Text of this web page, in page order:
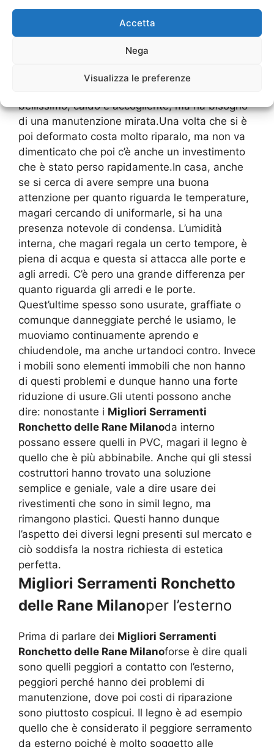
Accetta
Nega
Visualizza le preferenze
Ronchetto delle Rane Milano
legno, ma essi invece sono quelli peggiori da
avere perché si deformano e questo poi rende
difficile mantenere un buon isolamento da
bellissimo, caldo e accogliente, ma ha bisogno
di una manutenzione mirata.Una volta che si è
poi deformato costa molto riparalo, ma non va
dimenticato che poi c’è anche un investimento
che è stato perso rapidamente.In casa, anche
se si cerca di avere sempre una buona
attenzione per quanto riguarda le temperature,
magari cercando di uniformarle, si ha una
presenza notevole di condensa. L’umidità
interna, che magari regala un certo tempore, è
piena di acqua e questa si attacca alle porte e
agli arredi. C’è pero una grande differenza per
quanto riguarda gli arredi e le porte.
Quest’ultime spesso sono usurate, graffiate o
comunque danneggiate perché le usiamo, le
muoviamo continuamente aprendo e
chiudendole, ma anche urtandoci contro. Invece
i mobili sono elementi immobili che non hanno
di questi problemi e dunque hanno una forte
riduzione di usure.Gli utenti possono anche
dire: nonostante i Migliori Serramenti
Ronchetto delle Rane Milanoda interno
possano essere quelli in PVC, magari il legno è
quello che è più abbinabile. Anche qui gli stessi
costruttori hanno trovato una soluzione
semplice e geniale, vale a dire usare dei
rivestimenti che sono in simil legno, ma
rimangono plastici. Questi hanno dunque
l’aspetto dei diversi legni presenti sul mercato e
ciò soddisfa la nostra richiesta di estetica
perfetta.
Migliori Serramenti Ronchetto
delle Rane Milanoper l’esterno
Prima di parlare dei Migliori Serramenti
Ronchetto delle Rane Milanoforse è dire quali
sono quelli peggiori a contatto con l’esterno,
peggiori perché hanno dei problemi di
manutenzione, dove poi costi di riparazione
sono piuttosto cospicui. Il legno è ad esempio
quello che è considerato il peggiore serramento
da esterno poiché è molto soggetto alle